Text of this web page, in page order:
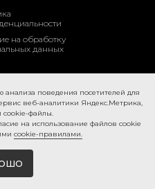
на обработку
данных
анализа поведения посетителей для
вeб-aнaлитики Яндeкc.Мeтpикa,
cookie-фaйлы.
нa использование файлов cookie
cookie-правилами.
Tilda